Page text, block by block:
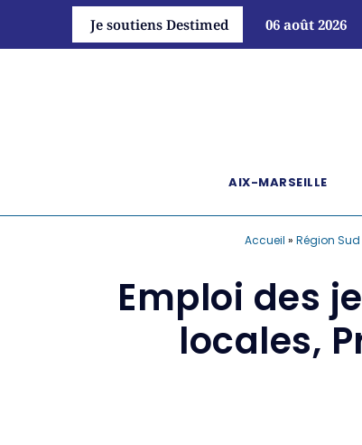
Je soutiens Destimed 06 août 2026
AIX-MARSEILLE
Accueil » Région Sud
Emploi des
locales,